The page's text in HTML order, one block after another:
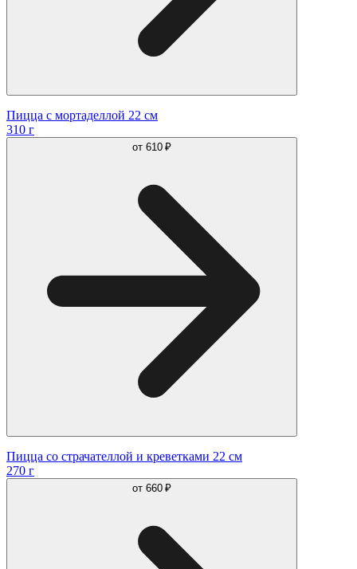
Пицца с мортаделлой 22 см
310 г
от 610 ₽
Пицца со страчателлой и креветками 22 см
270 г
от 660 ₽